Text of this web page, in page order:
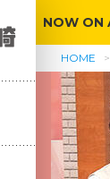
NOW ON
HOME